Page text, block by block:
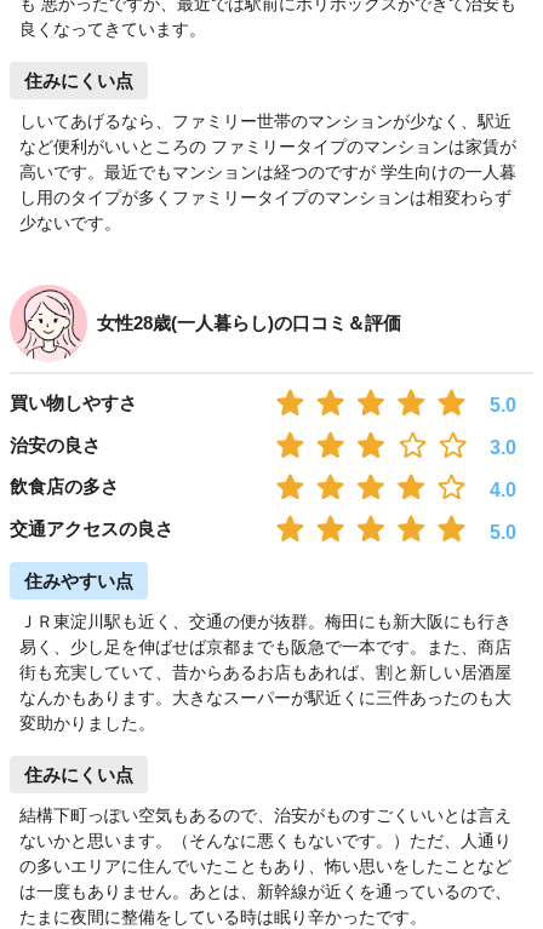
良くなってきています。
住みにくい点
しいてあげるなら、ファミリー世帯のマンションが少なく、駅近
など便利がいいところの ファミリータイプのマンションは家賃が
高いです。最近でもマンションは経つのですが 学生向けの一人暮
し用のタイプが多くファミリータイプのマンションは相変わらず
少ないです。
女性28歳(一人暮らし)の口コミ＆評価
買い物しやすさ
5.0
治安の良さ
3.0
飲食店の多さ
4.0
交通アクセスの良さ
5.0
住みやすい点
ＪＲ東淀川駅も近く、交通の便が抜群。梅田にも新大阪にも行き
易く、少し足を伸ばせば京都までも阪急で一本です。また、商店
街も充実していて、昔からあるお店もあれば、割と新しい居酒屋
なんかもあります。大きなスーパーが駅近くに三件あったのも大
変助かりました。
住みにくい点
結構下町っぽい空気もあるので、治安がものすごくいいとは言え
ないかと思います。（そんなに悪くもないです。）ただ、人通り
の多いエリアに住んでいたこともあり、怖い思いをしたことなど
は一度もありません。あとは、新幹線が近くを通っているので、
たまに夜間に整備をしている時は眠り辛かったです。